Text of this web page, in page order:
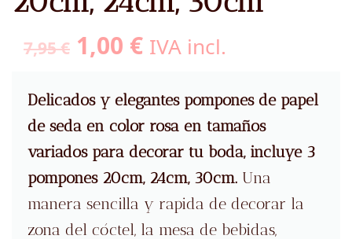
7,95€ El
precio
original
era:
7,95 €.
1,00 €El
actual
es:
1,00 €.
IVA incl.
Delicados y elegantes pompones de papel
de seda en color rosa en tamaños
variadospara decorar tu boda, incluye 3
pompones 20cm, 24cm, 30cm. Una
manera sencilla y rapida de decorar la
zona del cóctel, la mesa de bebidas,